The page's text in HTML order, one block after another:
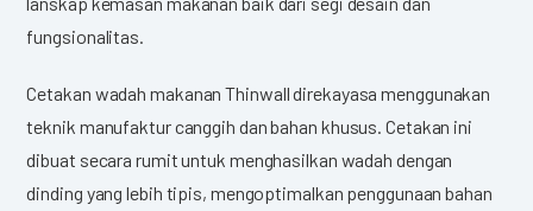
fungsionalitas.
Cetakan wadah makanan Thinwall direkayasa menggunakan
teknik manufaktur canggih dan bahan khusus. Cetakan ini
dibuat secara rumit untuk menghasilkan wadah dengan
dinding yang lebih tipis, mengoptimalkan penggunaan bahan